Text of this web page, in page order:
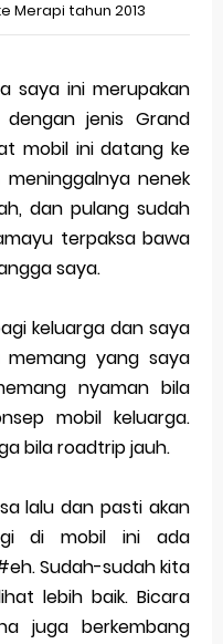
Besar
Investasi
pada Persaingan
Asset
System
Different Countries
rasa flagship dengan
jumbo
Galaxy Watch 7
2026
Saturday, 8 August
Merapi tahun 2013
saya ini merupakan
dengan jenis Grand
mobil ini datang ke
nenek
dan pulang sudah
terpaksa bawa
saya.
keluarga dan saya
memang yang saya
nyaman bila
mobil keluarga.
bila roadtrip jauh.
lalu dan pasti akan
di mobil ini ada
Sudah-sudah kita
lebih baik. Bicara
juga berkembang